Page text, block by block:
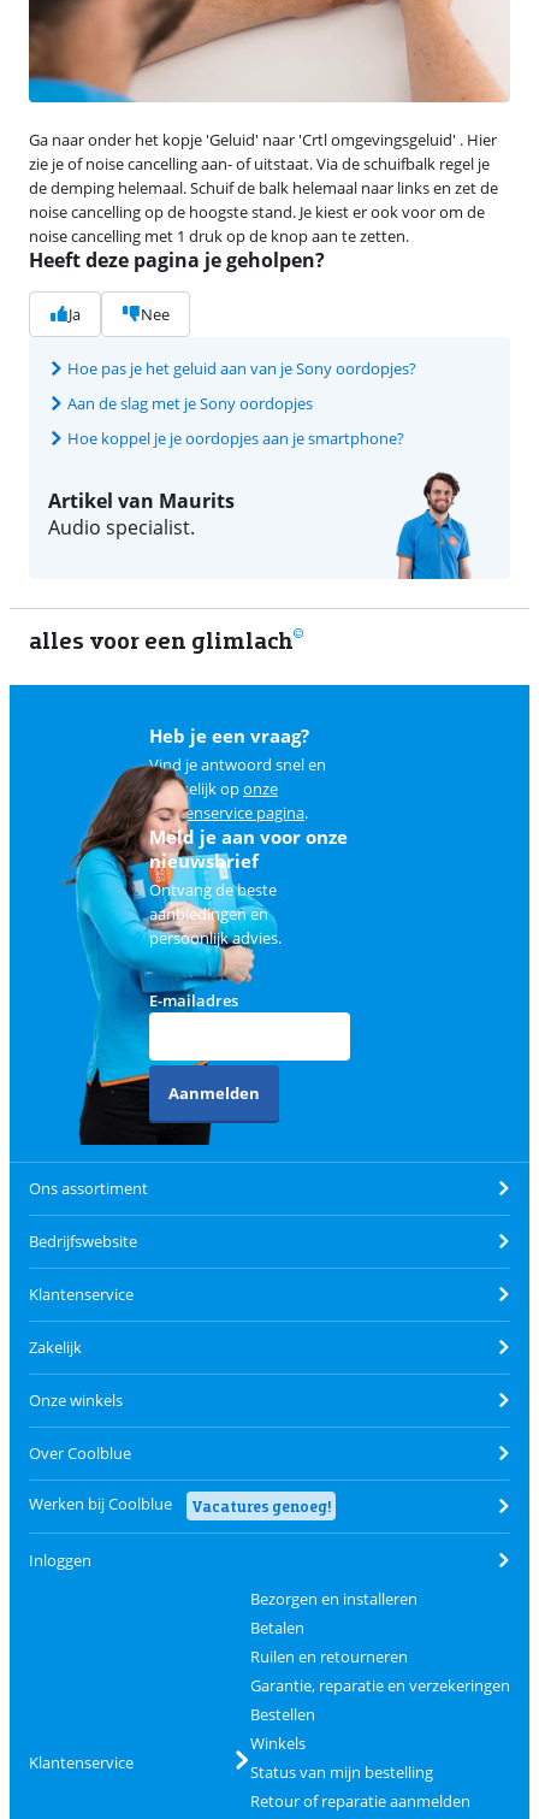
Ga naar onder het kopje 'Geluid' naar 'Crtl omgevingsgeluid' . Hier
zie je of noise cancelling aan- of uitstaat. Via de schuifbalk regel je
de demping helemaal. Schuif de balk helemaal naar links en zet de
noise cancelling op de hoogste stand. Je kiest er ook voor om de
noise cancelling met 1 druk op de knop aan te zetten.
Heeft deze pagina je geholpen?
Ja Nee
Hoe pas je het geluid aan van je Sony oordopjes?
Aan de slag met je Sony oordopjes
Hoe koppel je je oordopjes aan je smartphone?
Artikel van Maurits
Audio specialist.
alles voor een glimlach
Heb je een vraag?
Vind je antwoord snel en
makkelijk oponze
klantenservice pagina.
Meld je aan voor onze
nieuwsbrief
Ontvang de beste
aanbiedingen en
persoonlijk advies.
E-mailadres
Aanmelden
Ons assortiment
Bedrijfswebsite
Klantenservice
Zakelijk
Onze winkels
Over Coolblue
Werken bij Coolblue Vacatures genoeg!
Inloggen
Klantenservice
Bezorgen en installeren
Betalen
Ruilen en retourneren
Garantie, reparatie en verzekeringen
Bestellen
Winkels
Status van mijn bestelling
Retour of reparatie aanmelden